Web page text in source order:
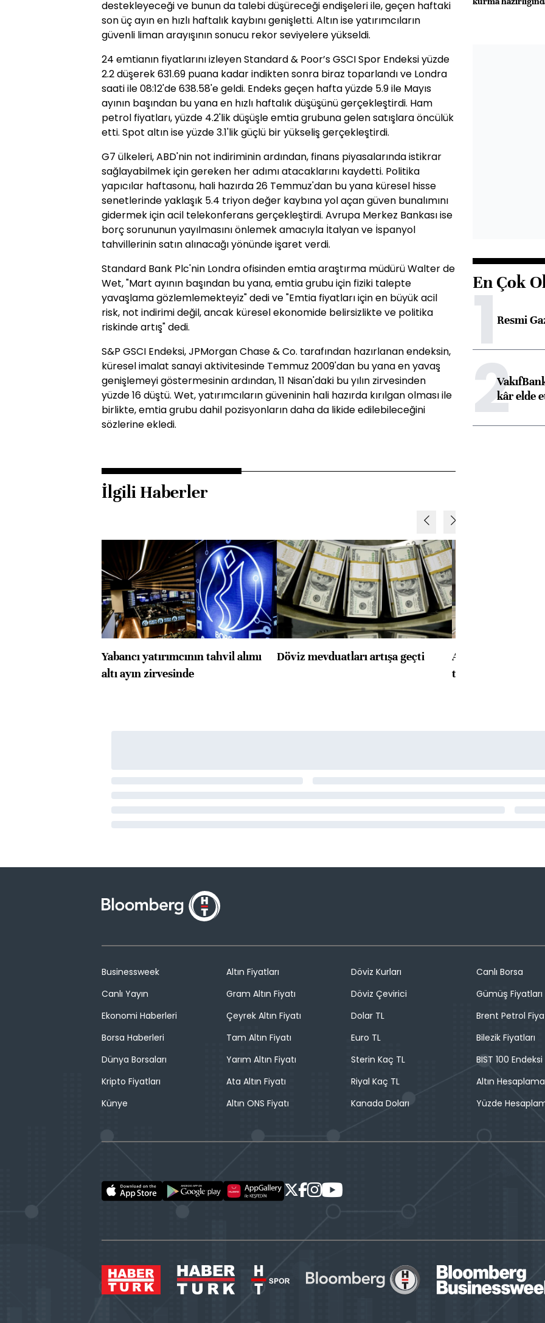
destekleyeceği ve bunun da talebi düşüreceği endişeleri ile, geçen haftaki
son üç ayın en hızlı haftalık kaybını genişletti. Altın ise yatırımcıların
güvenli liman arayışının sonucu rekor seviyelere yükseldi.
24 emtianın fiyatlarını izleyen Standard & Poor’s GSCI Spor Endeksi yüzde
2.2 düşerek 631.69 puana kadar indikten sonra biraz toparlandı ve Londra
saati ile 08:12'de 638.58'e geldi. Endeks geçen hafta yüzde 5.9 ile Mayıs
ayının başından bu yana en hızlı haftalık düşüşünü gerçekleştirdi. Ham
petrol fiyatları, yüzde 4.2'lik düşüşle emtia grubuna gelen satışlara öncülük
etti. Spot altın ise yüzde 3.1'lik güçlü bir yükseliş gerçekleştirdi.
G7 ülkeleri, ABD'nin not indiriminin ardından, finans piyasalarında istikrar
sağlayabilmek için gereken her adımı atacaklarını kaydetti. Politika
yapıcılar haftasonu, hali hazırda 26 Temmuz'dan bu yana küresel hisse
senetlerinde yaklaşık 5.4 triyon değer kaybına yol açan güven bunalımını
gidermek için acil telekonferans gerçekleştirdi. Avrupa Merkez Bankası ise
borç sorununun yayılmasını önlemek amacıyla İtalyan ve İspanyol
tahvillerinin satın alınacağı yönünde işaret verdi.
Standard Bank Plc'nin Londra ofisinden emtia araştırma müdürü Walter de
Wet, "Mart ayının başından bu yana, emtia grubu için fiziki talepte
yavaşlama gözlemlemekteyiz" dedi ve "Emtia fiyatları için en büyük acil
risk, not indirimi değil, ancak küresel ekonomide belirsizlikte ve politika
riskinde artış" dedi.
S&P GSCI Endeksi, JPMorgan Chase & Co. tarafından hazırlanan endeksin,
küresel imalat sanayi aktivitesinde Temmuz 2009'dan bu yana en yavaş
genişlemeyi göstermesinin ardından, 11 Nisan'daki bu yılın zirvesinden
yüzde 16 düştü. Wet, yatırımcıların güveninin hali hazırda kırılgan olması ile
birlikte, emtia grubu dahil pozisyonların daha da likide edilebileceğini
sözlerine ekledi.
İlgili Haberler
Yabancı yatırımcının tahvil alımı
altı ayın zirvesinde
Döviz mevduatları artışa geçti
ABD'de konut
toparlandı
En Çok
1Resmi
2kâr elde
Businessweek
Canlı Yayın
Ekonomi Haberleri
Borsa Haberleri
Dünya Borsaları
Kripto Fiyatları
Künye
Altın Fiyatları
Gram Altın Fiyatı
Çeyrek Altın Fiyatı
Tam Altın Fiyatı
Yarım Altın Fiyatı
Ata Altın Fiyatı
Altın ONS Fiyatı
Döviz Kurları
Döviz Çevirici
Dolar TL
Euro TL
Sterin Kaç TL
Riyal Kaç TL
Kanada Doları
Canlı Borsa
Gümüş Fiyatları
Brent Petrol
Bilezik Fiyatları
BIST 100 Endeksi
Altın Hesaplama
Yüzde